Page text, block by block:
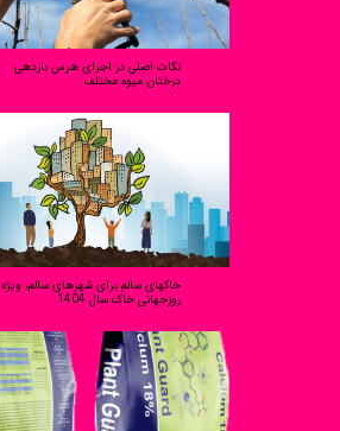
نکات اصلی در اجرای هرس باردهی
درختان میوه مختلف
خاکهای سالم برای شهرهای سالم، ویژه
روزجهانی خاک سال 1404